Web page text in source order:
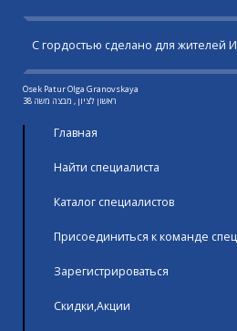
С гордостью сделано для жителей
Osek Patur Olga Granovskaya
ראשון לציון , מבצה משה 38
Главная
Найти специалиста
Каталог специалистов
Присоединиться к команде
Зарегистрироваться
Скидки,Акции